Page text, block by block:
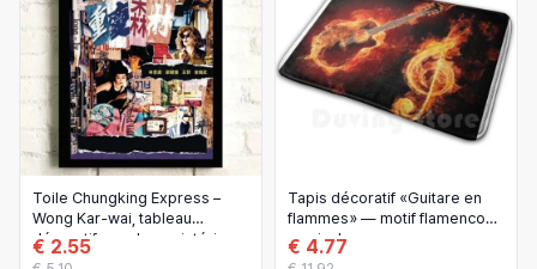
Toile Chungking Express –
Wong Kar-wai, tableau
décoratif mural pour intérieur
€ 2.55
Tapis décoratif «Guitare en
flammes» — motif flamenco
musical
€ 4.77